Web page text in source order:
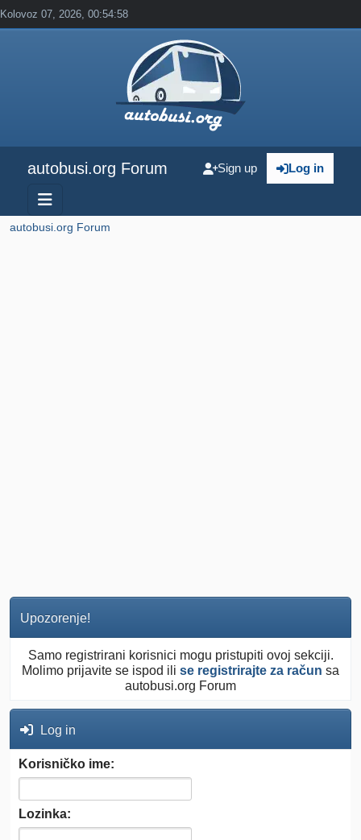
Kolovoz 07, 2026, 00:54:58
autobusi.org Forum Log in
Sign up
autobusi.org Forum
Upozorenje!
Samo registrirani korisnici mogu pristupiti ovoj sekciji.
Molimo prijavite se ispod ili se registrirajte za račun sa
autobusi.org Forum
Log in
Korisničko ime:
Lozinka: